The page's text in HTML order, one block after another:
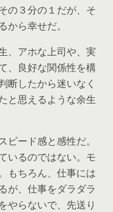
の３分の１だが、そ
ら幸せだ。
、アホな上司や、実
、良好な関係性を構
断したから迷いなく
と思えるような余生
ピード感と感性だ。
いるのではない。モ
もちろん、仕事には
が、仕事をダラダラ
やらないで、先送り